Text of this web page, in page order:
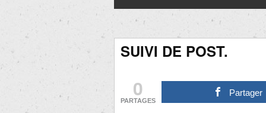
SUIVI DE POST.
0
PARTAGES
Partager